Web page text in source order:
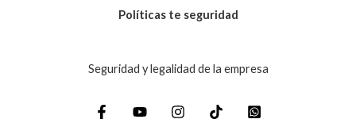
Políticas te seguridad
Seguridad y legalidad de la empresa